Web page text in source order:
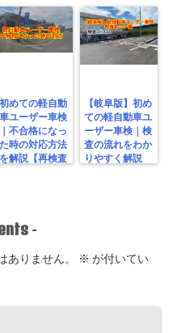
初めての軽自動
車ユーザー車検
｜不合格になっ
た時の対応方法
を解説【再検査
【岐阜版】初め
ての軽自動車ユ
ーザー車検｜検
査の流れをわか
りやすく解説
-
ありません。 ※ が付いてい